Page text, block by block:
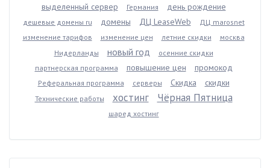
выделенный сервер Германия день рождение
дешевые домены ru домены ДЦ LeaseWeb
ДЦ marosnet
изменение тарифов
изменение цен летние скидки
москва
Нидерланды
новый год
осенние скидки
партнерская программа
повышение цен промокод
Реферальная программа серверы Скидка скидки
Технические работы хостинг Чёрная Пятница
шаред хостинг